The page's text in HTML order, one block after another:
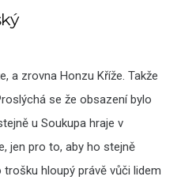
a zrovna Honzu Kříže. Takže
se že obsazení bylo
u Soukupa hraje v
jen pro to, aby ho stejně
hloupý právě vůči lidem